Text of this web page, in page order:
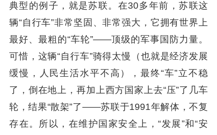
典型的例子，就是苏联。在30多年前，苏联这
辆“自行车”非常坚固、非常强大，它拥有世界上
最好、最粗的“车轮”——顶级的军事国防力量。
可惜，这辆“自行车”骑得太慢（也就是经济发展
缓慢，人民生活水平不高），最终“车”立不稳
了，倒在地上，再加上西方国家上去“压”了几车
轮，结果“散架”了——苏联于1991年解体，不复
存在。所以，在维护国家安全上，“发展”和“安